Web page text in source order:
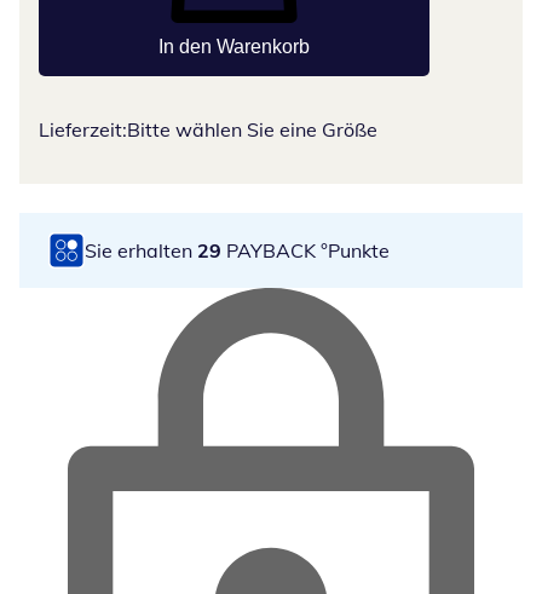
In den Warenkorb
Lieferzeit:Bitte wählen Sie eine Größe
Sie erhalten 29 PAYBACK °Punkte